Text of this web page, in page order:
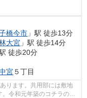
橋今市 」駅 徒歩13分
大宮 」駅 徒歩14分
徒歩20分
宮５丁目
ります。共用部には敷地
令和元年築のコチラの物